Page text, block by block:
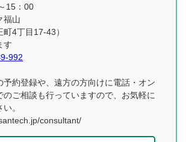
15：00
福山
町4丁目17-43）
す
992
予約登録や、遠方の方向けに電話・オン
のご相談も行っていますので、お気軽に
。
consultant/